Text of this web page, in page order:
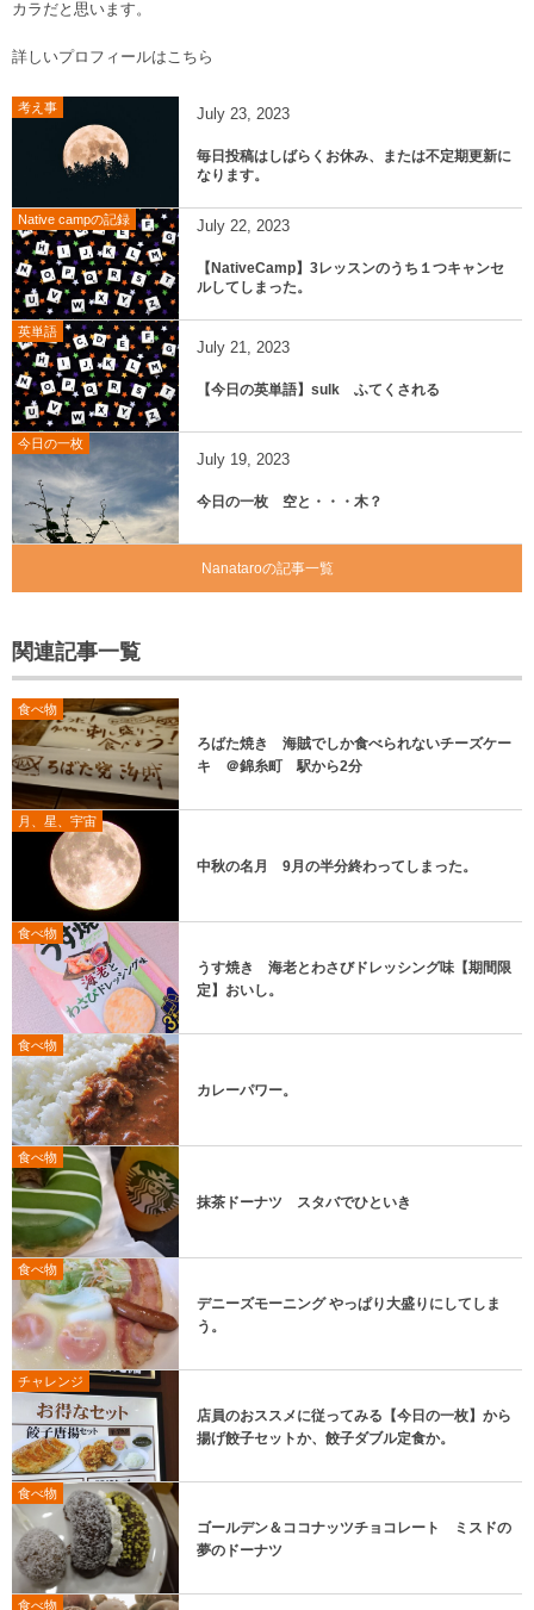
カラだと思います。
詳しいプロフィールはこちら
考え事 July 23, 2023
毎日投稿はしばらくお休み、または不定期更新に
なります。
Native campの記録 July 22, 2023
【NativeCamp】3レッスンのうち１つキャンセ
ルしてしまった。
英単語
July 21, 2023
【今日の英単語】sulk ふてくされる
今日の一枚
July 19, 2023
今日の一枚 空と・・・木？
Nanataroの記事一覧
関連記事一覧
食べ物
ろばた焼き 海賊でしか食べられないチーズケー
キ ＠錦糸町 駅から2分
月、星、宇宙
中秋の名月 9月の半分終わってしまった。
食べ物
うす焼き 海老とわさびドレッシング味【期間限
定】おいし。
食べ物
カレーパワー。
食べ物
抹茶ドーナツ スタバでひといき
食べ物
デニーズモーニング やっぱり大盛りにしてしま
う。
チャレンジ
店員のおススメに従ってみる【今日の一枚】から
揚げ餃子セットか、餃子ダブル定食か。
食べ物
ゴールデン＆ココナッツチョコレート ミスドの
夢のドーナツ
食べ物